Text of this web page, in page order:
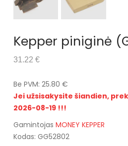
Kepper piniginė
31.22 €
Be PVM: 25.80 €
Jei užsisakysite šiandien,
2026-08-19 !!!
Gamintojas MONEY KEPPER
Kodas: GG52802